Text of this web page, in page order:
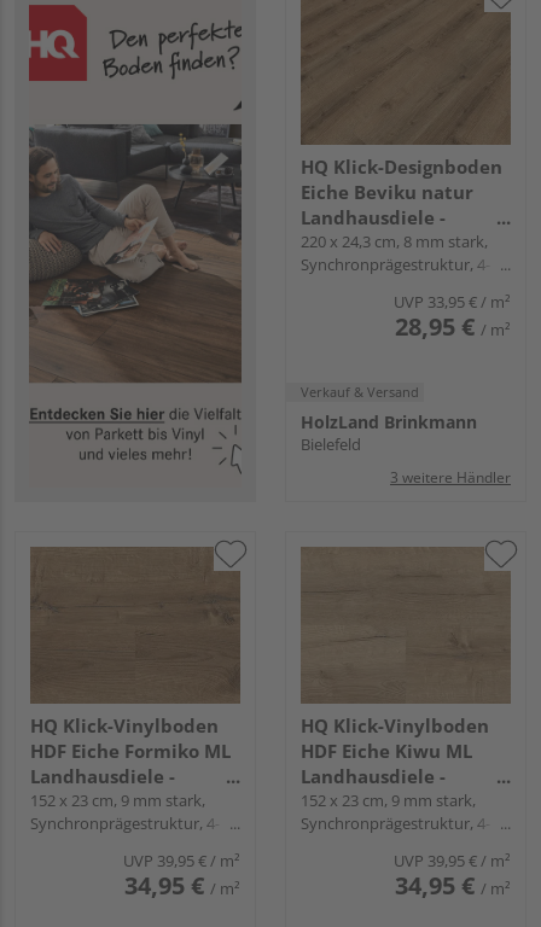
HQ Klick-Designboden
Eiche Beviku natur
Landhausdiele -
Piadesa ADVANCE
220 x 24,3 cm, 8 mm stark,
Synchronprägestruktur, 4-
UVP 33,95 €/ m²
28,95 € / m²
Verkauf & Versand
HolzLand Brinkmann
Bielefeld
3 weitere Händler
HQ Klick-Vinylboden
HDF Eiche Formiko ML
Landhausdiele -
12mal3
152 x 23 cm, 9 mm stark,
Synchronprägestruktur, 4-
UVP 39,95 €/ m²
34,95 € / m²
HQ Klick-Vinylboden
HDF Eiche Kiwu ML
Landhausdiele -
12mal3
152 x 23 cm, 9 mm stark,
Synchronprägestruktur, 4-
UVP 39,95 €/ m²
34,95 € / m²